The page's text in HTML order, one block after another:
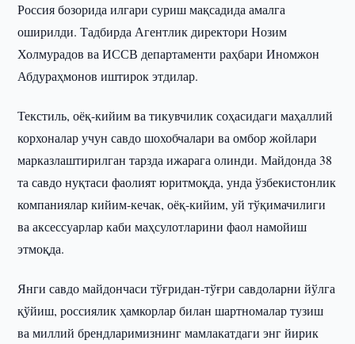
Россия бозорида илгари суриш мақсадида амалга
оширилди. Тадбирда Агентлик директори Нозим
Холмурадов ва ИССВ департаменти раҳбари Иномжон
Абдураҳмонов иштирок этдилар.
Текстиль, оёқ-кийим ва тикувчилик соҳасидаги маҳаллий
корхоналар учун савдо шохобчалари ва омбор жойлари
марказлаштирилган тарзда ижарага олинди. Майдонда 38
та савдо нуқтаси фаолият юритмоқда, унда ўзбекистонлик
компаниялар кийим-кечак, оёқ-кийим, уй тўқимачилиги
ва аксессуарлар каби маҳсулотларини фаол намойиш
этмоқда.
Янги савдо майдончаси тўғридан-тўғри савдоларни йўлга
қўйиш, россиялик ҳамкорлар билан шартномалар тузиш
ва миллий брендларимизнинг мамлакатдаги энг йирик